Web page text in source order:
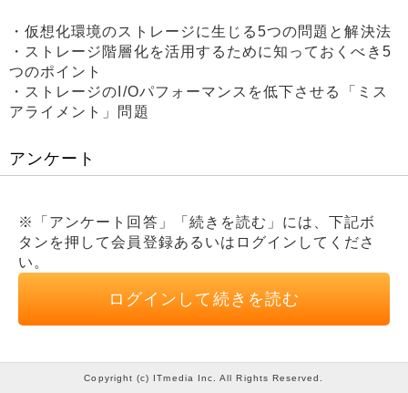
・仮想化環境のストレージに生じる5つの問題と解決法
・ストレージ階層化を活用するために知っておくべき5
つのポイント
・ストレージのI/Oパフォーマンスを低下させる「ミス
アライメント」問題
アンケート
※「アンケート回答」「続きを読む」には、下記ボ
タンを押して会員登録あるいはログインしてくださ
い。
ログインして続きを読む
Copyright (c) ITmedia Inc. All Rights Reserved.